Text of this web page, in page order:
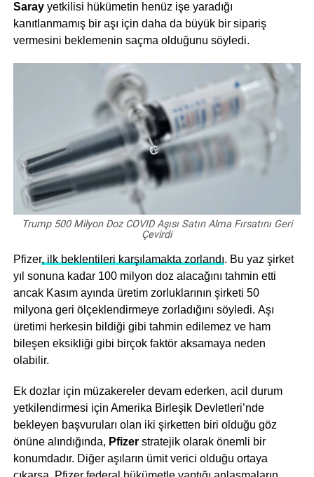
Saray yetkilisi hükümetin henüz işe yaradığı
kanıtlanmamış bir aşı için daha da büyük bir sipariş
vermesini beklemenin saçma olduğunu söyledi.
Trump 500 Milyon Doz COVID Aşısı Satın Alma Fırsatını Geri
Çevirdi
Pfizer, ilk beklentileri karşılamakta zorlandı. Bu yaz şirket
yıl sonuna kadar 100 milyon doz alacağını tahmin etti
ancak Kasım ayında üretim zorluklarının şirketi 50
milyona geri ölçeklendirmeye zorladığını söyledi. Aşı
üretimi herkesin bildiği gibi tahmin edilemez ve ham
bileşen eksikliği gibi birçok faktör aksamaya neden
olabilir.
Ek dozlar için müzakereler devam ederken, acil durum
yetkilendirmesi için Amerika Birleşik Devletleri’nde
bekleyen başvuruları olan iki şirketten biri olduğu göz
önüne alındığında, Pfizerstratejik olarak önemli bir
konumdadır. Diğer aşıların ümit verici olduğu ortaya